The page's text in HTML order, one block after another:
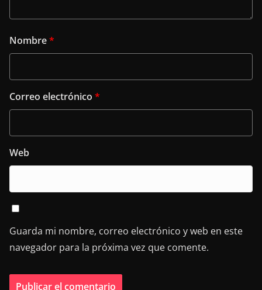
Nombre*
Correo electrónico *
Web
Guarda mi nombre, correo electrónico y web en este
navegador para la próxima vez que comente.